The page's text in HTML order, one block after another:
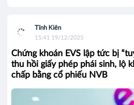
Tĩnh Kiên
15:41 19/12/2025
Chứng khoán EVS lập tức bị
thu hồi giấy phép phái sinh, lộ
chấp bằng cổ phiếu NVB